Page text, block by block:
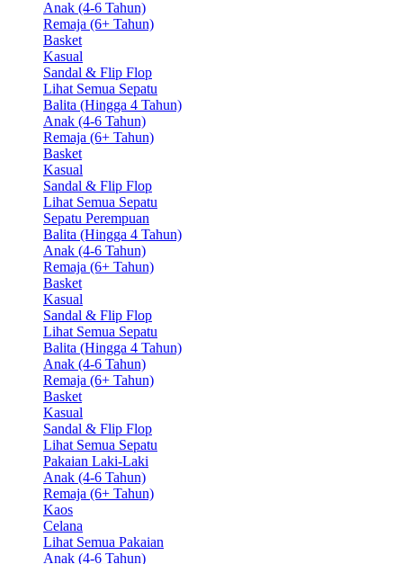
Anak (4-6 Tahun)
Remaja (6+ Tahun)
Basket
Kasual
Sandal & Flip Flop
Lihat Semua Sepatu
Balita (Hingga 4 Tahun)
Anak (4-6 Tahun)
Remaja (6+ Tahun)
Basket
Kasual
Sandal & Flip Flop
Lihat Semua Sepatu
Sepatu Perempuan
Balita (Hingga 4 Tahun)
Anak (4-6 Tahun)
Remaja (6+ Tahun)
Basket
Kasual
Sandal & Flip Flop
Lihat Semua Sepatu
Balita (Hingga 4 Tahun)
Anak (4-6 Tahun)
Remaja (6+ Tahun)
Basket
Kasual
Sandal & Flip Flop
Lihat Semua Sepatu
Pakaian Laki-Laki
Anak (4-6 Tahun)
Remaja (6+ Tahun)
Kaos
Celana
Lihat Semua Pakaian
Anak (4-6 Tahun)